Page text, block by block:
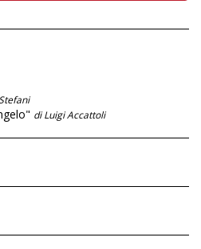
di Luigi Accattoli